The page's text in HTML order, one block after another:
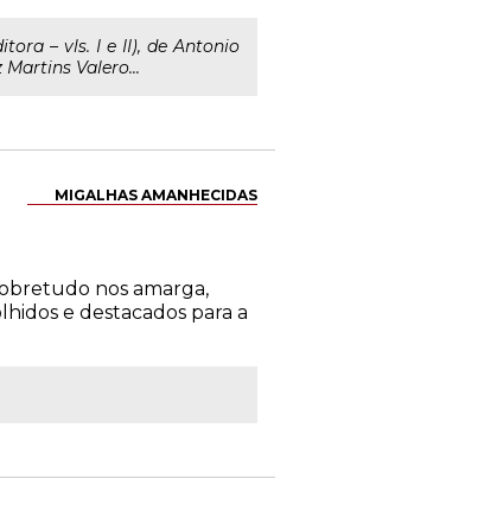
– vls. I e II), de Antonio
Valero...
MIGALHAS AMANHECIDAS
nos amarga,
e destacados para a